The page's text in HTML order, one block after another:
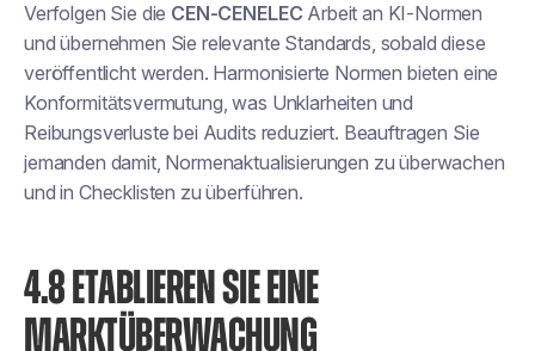
Verfolgen Sie die CEN-CENELEC Arbeit an KI-Normen
und übernehmen Sie relevante Standards, sobald diese
veröffentlicht werden. Harmonisierte Normen bieten eine
Konformitätsvermutung, was Unklarheiten und
Reibungsverluste bei Audits reduziert. Beauftragen Sie
jemanden damit, Normenaktualisierungen zu überwachen
und in Checklisten zu überführen.
4.8 ETABLIEREN SIE EINE
MARKTÜBERWACHUNG